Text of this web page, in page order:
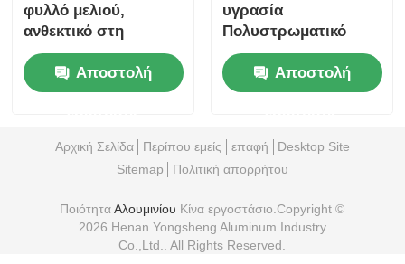
φυλλό μελιού,
ανθεκτικό στη
θερμότητα, ανθεκτικό
στα λιπαρά, χαρτί
περιτύλιξης
Αποστολή
υγρασία
Πολυστρωματικό
φύλλο αλουμινίου για
συσκευασίες
τροφίμων και καπνό
Αποστολή
Αρχική Σελίδα Περίπου εμείς επαφή
Desktop Site
Sitemap
Πολιτική απορρήτου
ΠοιότηταΑλουμινίου Κίνα εργοστάσιο.Copyright ©
2026 Henan Yongsheng Aluminum Industry
Co.,Ltd.. All Rights Reserved.